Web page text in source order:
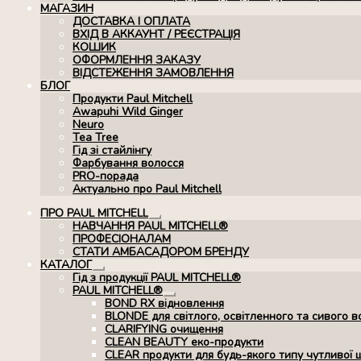
МАГАЗИН
ДОСТАВКА І ОПЛАТА
ВХІД В АККАУНТ / РЕЄСТРАЦІЯ
КОШИК
ОФОРМЛЕННЯ ЗАКАЗУ
ВІДСТЕЖЕННЯ ЗАМОВЛЕННЯ
БЛОГ
Продукти Paul Mitchell
Awapuhi Wild Ginger
Neuro
Tea Tree
Гід зі стайлінгу
Фарбування волосся
PRO-порада
Актуально про Paul Mitchell
ПРО PAUL MITCHELL
Розгорнуте
вкладене
меню
НАВЧАННЯ PAUL MITCHELL®
ПРОФЕСІОНАЛАМ
СТАТИ АМБАСАДОРОМ БРЕНДУ
КАТАЛОГ
Розгорнуте
вкладене
меню
Гід з продукції PAUL MITCHELL®
PAUL MITCHELL®
Розгорнуте
вкладене
меню
BOND RX вiдновлення
BLONDE для світлого, освітленного та сивого
CLARIFYING очищення
CLEAN BEAUTY еко-продукти
CLEAR продукти для будь-якого типу чутливої